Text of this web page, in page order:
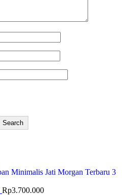
Search
Rp3.700.000